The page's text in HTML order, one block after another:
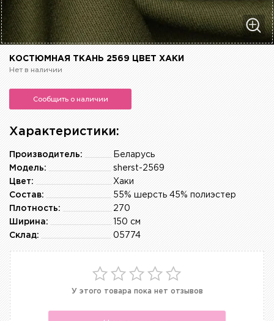
КОСТЮМНАЯ ТКАНЬ 2569 ЦВЕТ ХАКИ
Нет в наличии
Сообщить о наличии
Характеристики:
Беларусь
Производитель:
sherst-2569
Модель:
Хаки
Цвет:
55% шерсть 45% полиэстер
Состав:
270
Плотность:
150 см
Ширина:
05774
Склад:
У этого товара пока нет отзывов